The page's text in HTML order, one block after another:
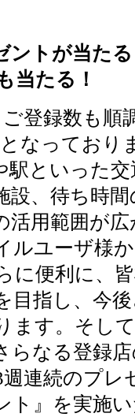
ントが当た
当たる！
登録数も順
なっており
駅といった
設、待ち時
活用範囲が
ルユーザ様
に便利に、
目指し、今
ます。そし
らなる登録
連続のプレ
ト』を実施